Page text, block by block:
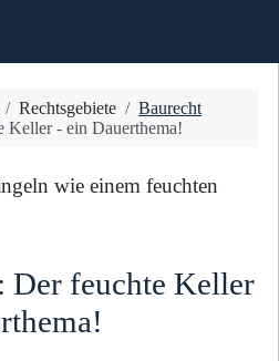
Rechtsgebiete
Baurecht
Keller - ein Dauerthema!
Der feuchte Keller